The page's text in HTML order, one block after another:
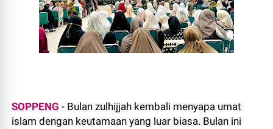
SOPPENG - Bulan zulhijjah kembali menyapa umat
islam dengan keutamaan yang luar biasa. Bulan ini